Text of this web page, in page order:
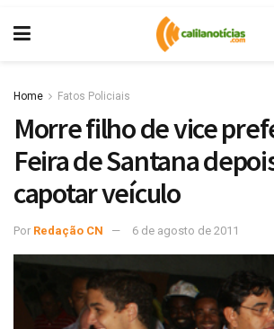
Home Fatos Policiais
Morre filho de vice
Feira de Santana
capotar veículo
Por Redação CN 6 de agosto de 2011